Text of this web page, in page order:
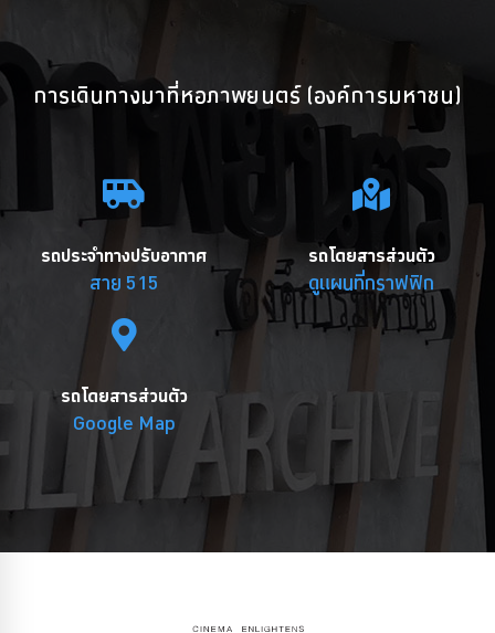
การเดินทางมาที่หอภาพยนตร์ (องค์การมหาชน)
รถประจำทางปรับอากาศ
สาย 515
รถโดยสารส่วนตัว
ดูแผนที่กราฟฟิก
รถโดยสารส่วนตัว
Google Map